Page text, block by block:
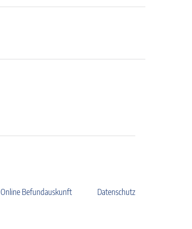
Online Befundauskunft Datenschutz